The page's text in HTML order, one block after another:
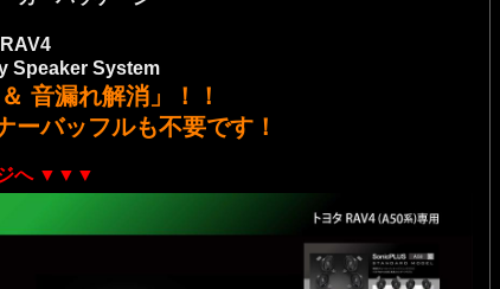
Speaker System
音漏れ解消」！！
ーバッフルも不要です！
へ ▼▼▼